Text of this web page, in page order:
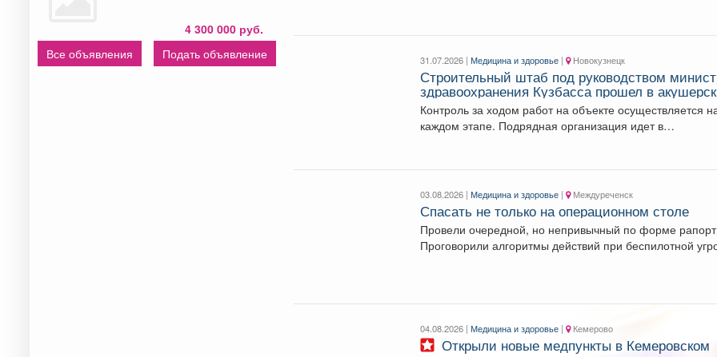
4 300 000 руб.
Все объявления
Подать объявление 31.07.2026 | Медицина и здоровье | Новокузнецк
Строительный штаб под руководством
здравоохранения Кузбасса прошел в
стационаре №3 Первой горбольницы.
Контроль за ходом работ на объекте осуществляется
каждом этапе. Подрядная организация идет в
03.08.2026 | Медицина и здоровье | Междуреченск
Спасать не только на операционном столе
Провели очередной, но непривычный по форме
Проговорили алгоритмы действий при беспилотной
04.08.2026 | Медицина и здоровье | Кемерово
Открыли новые медпункты в Кемеровском